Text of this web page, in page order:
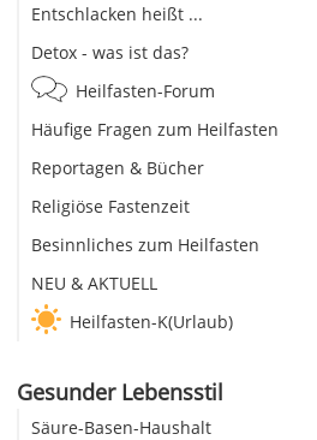
Entschlacken heißt ...
Detox - was ist das?
Heilfasten-Forum
Häufige Fragen zum Heilfasten
Reportagen & Bücher
Religiöse Fastenzeit
Besinnliches zum Heilfasten
NEU & AKTUELL
Heilfasten-K(Urlaub)
Gesunder Lebensstil
Säure-Basen-Haushalt